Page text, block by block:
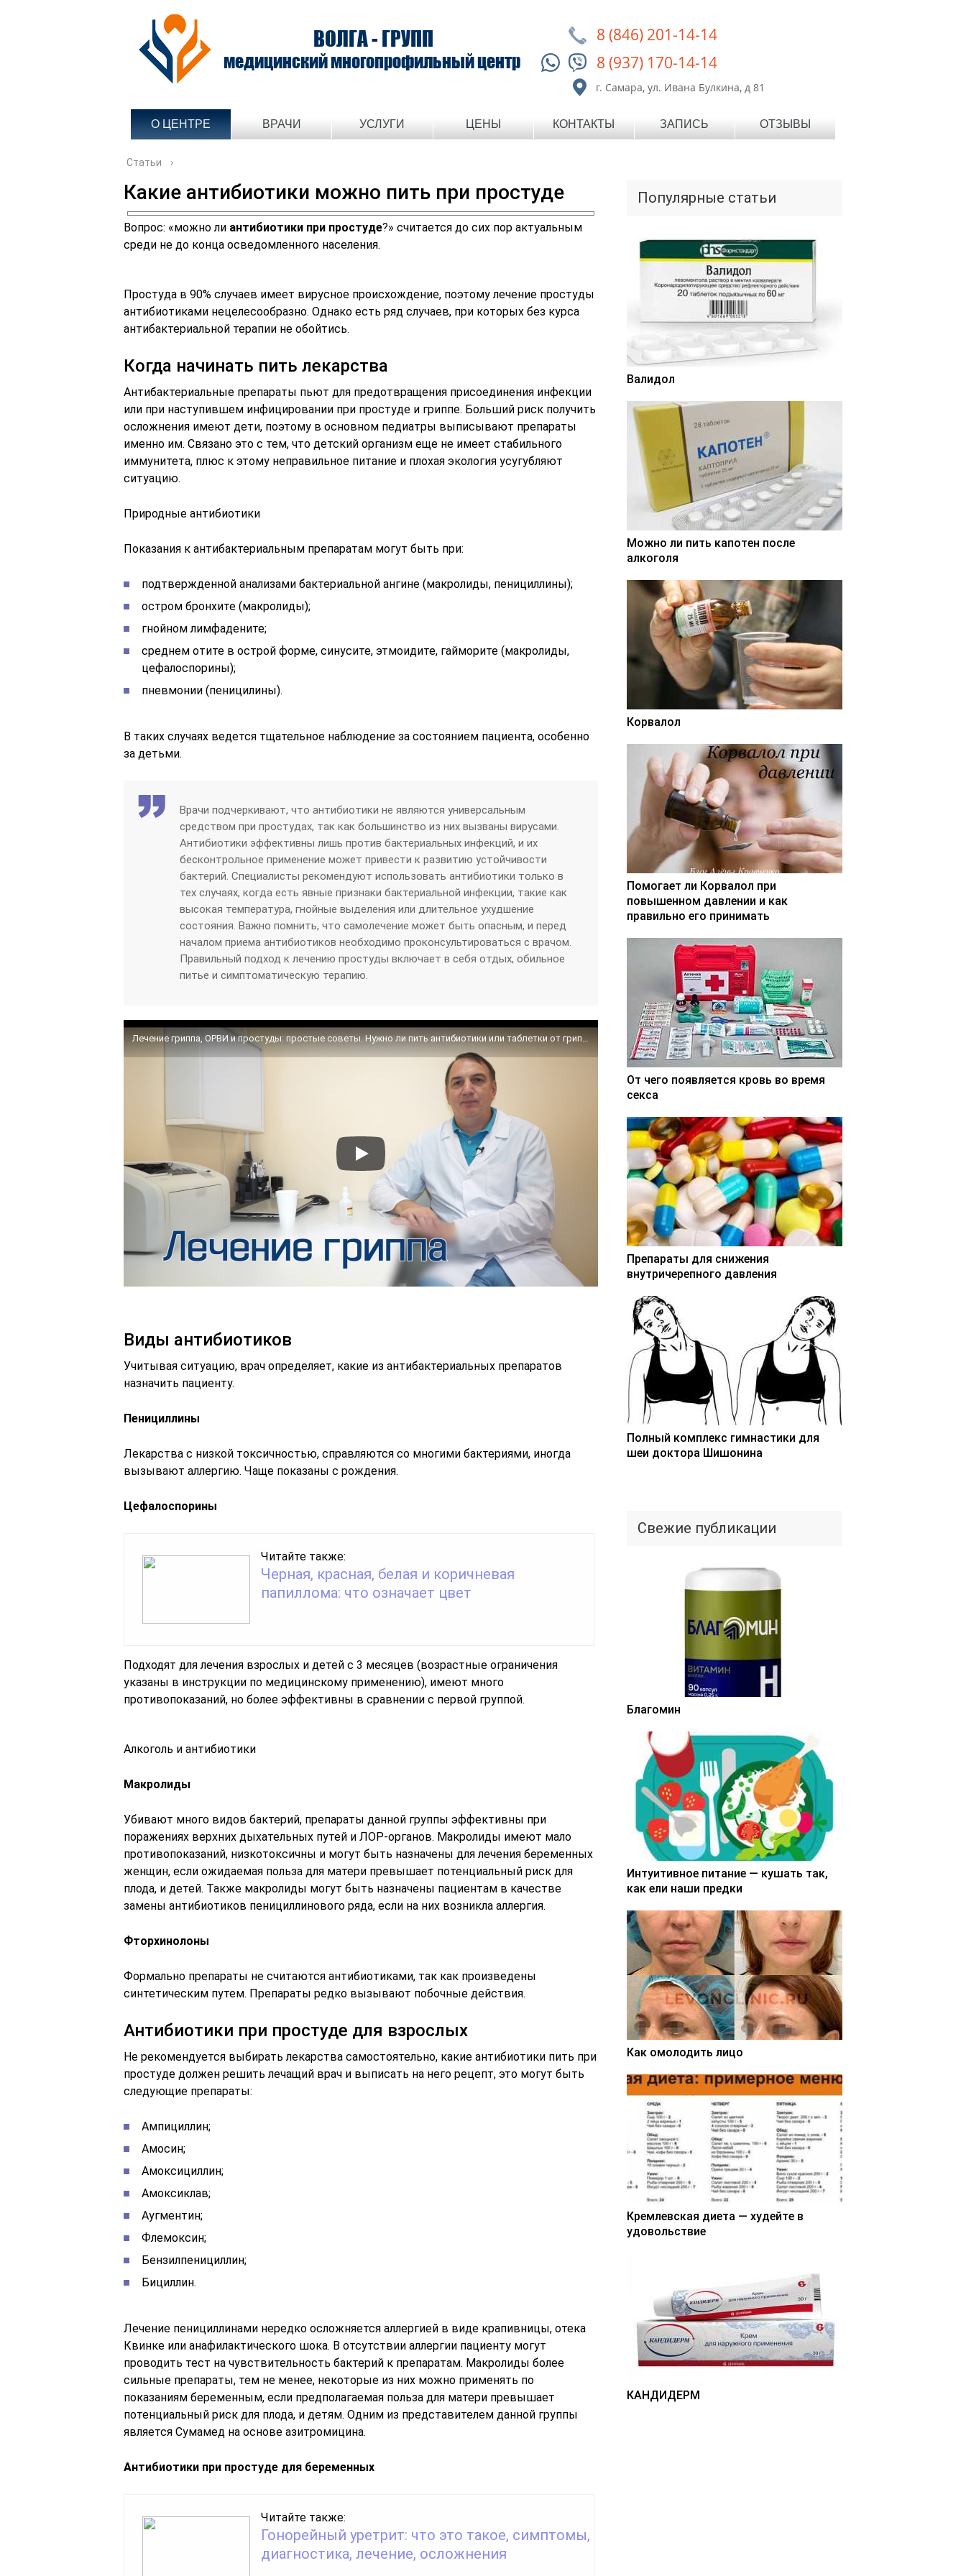
ВОЛГА - ГРУПП
медицинский многопрофильный центр
8 (846) 201-14-14
8 (937) 170-14-14
г. Самара, ул. Ивана Булкина, д 81
О ЦЕНТРЕ ВРАЧИ УСЛУГИ ЦЕНЫ КОНТАКТЫ ЗАПИСЬ ОТЗЫВЫ
Статьи ›
Какие антибиотики можно пить при простуде
Вопрос: «можно ли антибиотики при простуде?» считается до сих пор актуальным
среди не до конца осведомленного населения.
Простуда в 90% случаев имеет вирусное происхождение, поэтому лечение простуды
антибиотиками нецелесообразно. Однако есть ряд случаев, при которых без курса
антибактериальной терапии не обойтись.
Когда начинать пить лекарства
Антибактериальные препараты пьют для предотвращения присоединения инфекции
или при наступившем инфицировании при простуде и гриппе. Больший риск получить
осложнения имеют дети, поэтому в основном педиатры выписывают препараты
именно им. Связано это с тем, что детский организм еще не имеет стабильного
иммунитета, плюс к этому неправильное питание и плохая экология усугубляют
ситуацию.
Природные антибиотики
Показания к антибактериальным препаратам могут быть при:
подтвержденной анализами бактериальной ангине (макролиды, пенициллины);
остром бронхите (макролиды);
гнойном лимфадените;
среднем отите в острой форме, синусите, этмоидите, гайморите (макролиды,
цефалоспорины);
пневмонии (пеницилины).
В таких случаях ведется тщательное наблюдение за состоянием пациента, особенно
за детьми.
Врачи подчеркивают, что антибиотики не являются универсальным
средством при простудах, так как большинство из них вызваны вирусами.
Антибиотики эффективны лишь против бактериальных инфекций, и их
бесконтрольное применение может привести к развитию устойчивости
бактерий. Специалисты рекомендуют использовать антибиотики только в
тех случаях, когда есть явные признаки бактериальной инфекции, такие как
высокая температура, гнойные выделения или длительное ухудшение
состояния. Важно помнить, что самолечение может быть опасным, и перед
началом приема антибиотиков необходимо проконсультироваться с врачом.
Правильный подход к лечению простуды включает в себя отдых, обильное
питье и симптоматическую терапию.
Лечение гриппа, ОРВИ и простуды: простые советы. Нужно ли пить антибиотики или таблетки от гриппа
Виды антибиотиков
Учитывая ситуацию, врач определяет, какие из антибактериальных препаратов
назначить пациенту.
Пенициллины
Лекарства с низкой токсичностью, справляются со многими бактериями, иногда
вызывают аллергию. Чаще показаны с рождения.
Цефалоспорины
Читайте также:
Черная, красная, белая и коричневая
папиллома: что означает цвет
Подходят для лечения взрослых и детей с 3 месяцев (возрастные ограничения
указаны в инструкции по медицинскому применению), имеют много
противопоказаний, но более эффективны в сравнении с первой группой.
Алкоголь и антибиотики
Макролиды
Убивают много видов бактерий, препараты данной группы эффективны при
поражениях верхних дыхательных путей и ЛОР-органов. Макролиды имеют мало
противопоказаний, низкотоксичны и могут быть назначены для лечения беременных
женщин, если ожидаемая польза для матери превышает потенциальный риск для
плода, и детей. Также макролиды могут быть назначены пациентам в качестве
замены антибиотиков пенициллинового ряда, если на них возникла аллергия.
Фторхинолоны
Формально препараты не считаются антибиотиками, так как произведены
синтетическим путем. Препараты редко вызывают побочные действия.
Антибиотики при простуде для взрослых
Не рекомендуется выбирать лекарства самостоятельно, какие антибиотики пить при
простуде должен решить лечащий врач и выписать на него рецепт, это могут быть
следующие препараты:
Ампициллин;
Амосин;
Амоксициллин;
Амоксиклав;
Аугментин;
Флемоксин;
Бензилпенициллин;
Бициллин.
Лечение пенициллинами нередко осложняется аллергией в виде крапивницы, отека
Квинке или анафилактического шока. В отсутствии аллергии пациенту могут
проводить тест на чувствительность бактерий к препаратам. Макролиды более
сильные препараты, тем не менее, некоторые из них можно применять по
показаниям беременным, если предполагаемая польза для матери превышает
потенциальный риск для плода, и детям. Одним из представителем данной группы
является Сумамед на основе азитромицина.
Антибиотики при простуде для беременных
Читайте также:
Гонорейный уретрит: что это такое, симптомы,
диагностика, лечение, осложнения
Популярные статьи
Валидол
Можно ли пить капотен после
алкоголя
Корвалол
Помогает ли Корвалол при
повышенном давлении и как
правильно его принимать
От чего появляется кровь во время
секса
Препараты для снижения
внутричерепного давления
Полный комплекс гимнастики для
шеи доктора Шишонина
Свежие публикации
Благомин
Интуитивное питание — кушать так,
как ели наши предки
Как омолодить лицо
Кремлевская диета — худейте в
удовольствие
КАНДИДЕРМ